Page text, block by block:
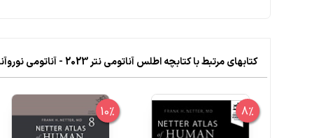
کتابهای مرتبط با کتابچه اطلس آناتومی نتر 2023 - آناتومی نوروآناتومی
8%
10%